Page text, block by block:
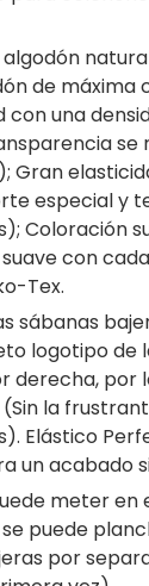
algodón
de máxima
con una
se
Gran
especial y
Coloración
con
Tex.
sábanas
logotipo de
derecha, por
la
Elástico
un acabado
meter en
puede
por